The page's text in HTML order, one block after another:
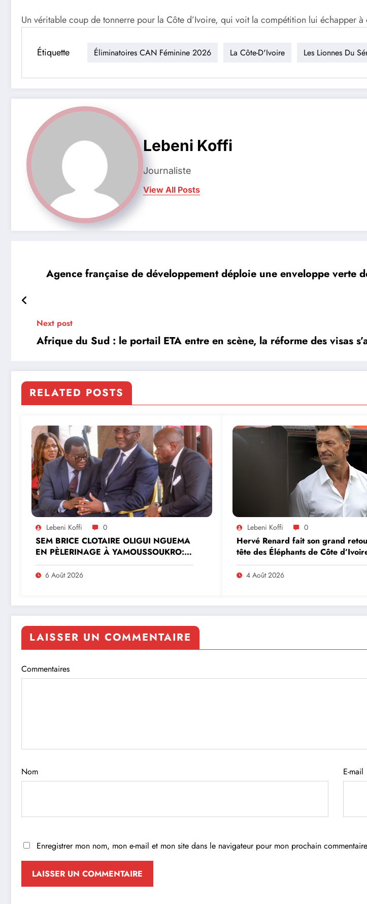
Un véritable coup de tonnerre pour la Côte d’Ivoire, qui voit la compétition lui échapper
Étiquette Éliminatoires CAN Féminine 2026 La Côte-D'Ivoire Les Lionnes Du
Lebeni Koffi
Journaliste
View All Posts
Agence française de développement déploie une enveloppe verte
Next post
Afrique du Sud : le portail ETA entre en scène, la réforme des visas
RELATED POSTS
Lebeni Koffi 0
SEM BRICE CLOTAIRE OLIGUI NGUEMA
EN PÈLERINAGE À YAMOUSSOUKRO:LE
MINISTRE PAULIN CLAUDE DANHO
PREND PART À LA CÉRÉMONIE
6 Août 2026
Lebeni Koffi 0
Hervé Renard fait son grand
tête des Éléphants de Côte
4 Août 2026
LAISSER UN COMMENTAIRE
Commentaires
Nom E-mail
Enregistrer mon nom, mon e-mail et mon site dans le navigateur pour mon prochain